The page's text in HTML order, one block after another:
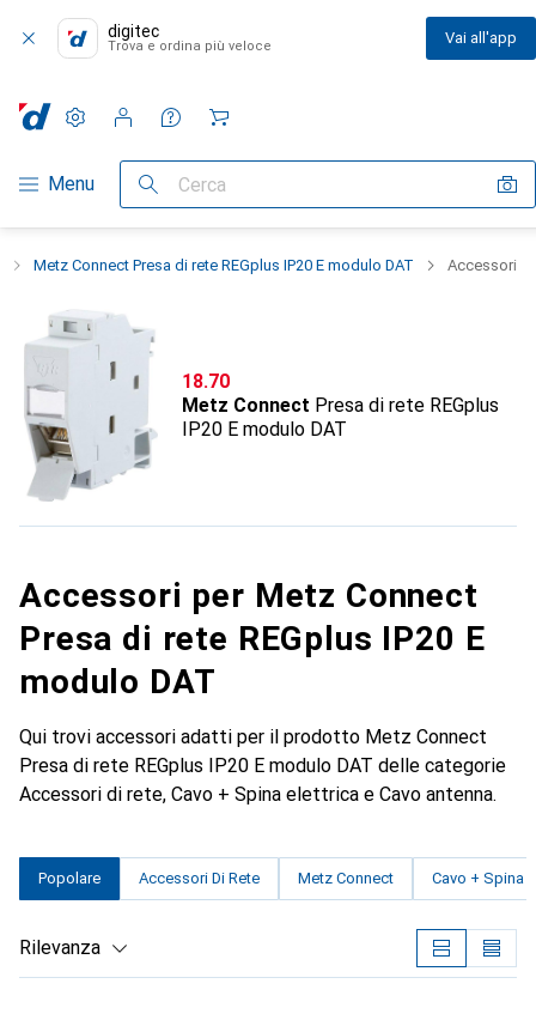
digitec
Trova e ordina più veloce Vai all'app
Categoria Navigazione
Menu Cerca
Impostazioni
Conto cliente
Liste di confronto
Liste dei desideri
Carrello
Metz Connect Presa di rete REGplus IP20 E modulo DAT Accessori
CHF
18.70
Metz Connect Presa di rete REGplus
IP20 E modulo DAT
Accessori per Metz Connect
Presa di rete REGplus IP20 E
modulo DAT
Qui trovi accessori adatti per il prodotto Metz Connect
Presa di rete REGplus IP20 E modulo DAT delle categorie
Accessori di rete, Cavo + Spina elettrica e Cavo antenna.
Popolare Accessori Di Rete Metz Connect Cavo + Spina
Rilevanza